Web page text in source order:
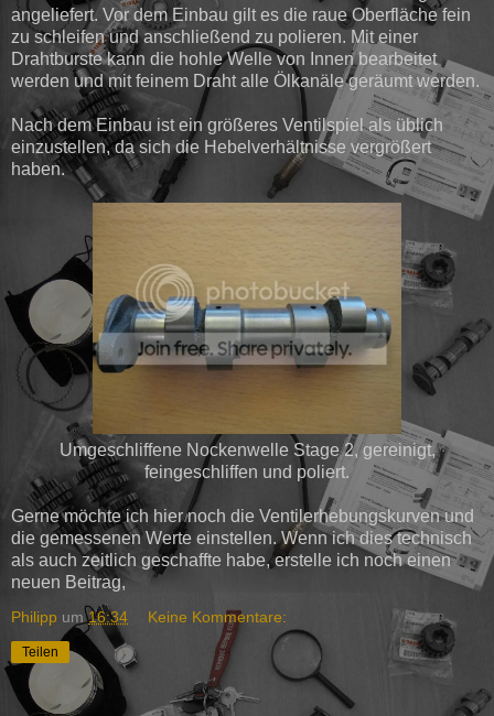
angeliefert. Vor dem Einbau gilt es die raue Oberfläche fein
zu schleifen und anschließend zu polieren. Mit einer
Drahtburste kann die hohle Welle von Innen bearbeitet
werden und mit feinem Draht alle Ölkanäle geräumt werden.
Nach dem Einbau ist ein größeres Ventilspiel als üblich
einzustellen, da sich die Hebelverhältnisse vergrößert
haben.
Umgeschliffene Nockenwelle Stage 2, gereinigt,
feingeschliffen und poliert.
Gerne möchte ich hier noch die Ventilerhebungskurven und
die gemessenen Werte einstellen. Wenn ich dies technisch
als auch zeitlich geschaffte habe, erstelle ich noch einen
neuen Beitrag,
Philipp um16:34 Keine Kommentare:
Teilen